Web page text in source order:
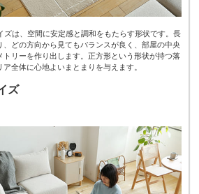
ズは、空間に安定感と調和をもたらす形状です。長
、どの方向から見てもバランスが良く、部屋の中央
トリーを作り出します。正方形という形状が持つ落
全体に心地よいまとまりを与えます。
ズ